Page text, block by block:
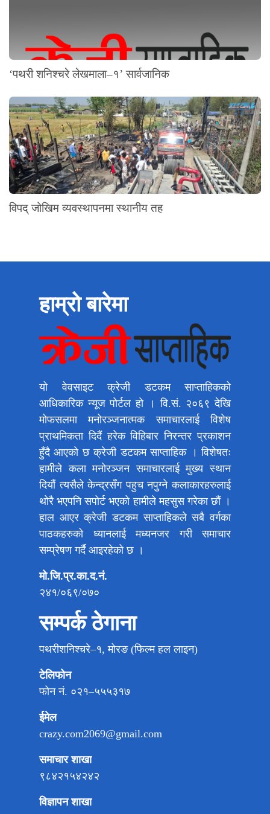
‘पथरी शनिश्चरे लेखमाला–१’ सार्वजानिक
विपद् जोखिम व्यवस्थापनमा स्थानीय तह
हाम्रो बारेमा
यो वेवसाइट क्रेजी डटकम साप्ताहिकको
आधिकारिक न्यूज पोर्टल हो । वि.सं. २०६९ देखि
मोफसलमा मनोरञ्जनात्मक समाचारलाई विशेष
प्राथमिकता दिदैं हरेक विहिबार निरन्तर प्रकाशन
हुँदै आएको छ क्रेजी डटकम साप्ताहिक । विशेषतः
हामीले कला मनोरञ्जन समाचारलाई मुख्य स्थान
दियौं त्यसैले केन्द्रसँग पहुच नपुग्ने कलाकारहरुलाई
थोरै भएपनि सपोर्ट भएको हामीले महसुस गरेका छौं ।
हाल आएर क्रेजी डटकम साप्ताहिकले सबै वर्गका
पाठकहरुको ध्यानलाई मध्यनजर गरी समाचार
सम्प्रेषण गर्दै आइरहेको छ ।
मो.जि.प्र.का.द.नं.
२४१/०६९/०७०
सम्पर्क ठेगाना
पथरीशनिश्चरे–१, मोरङ (फिल्म हल लाइन)
टेलिफोन
फोन नं. ०२१–५५५३१७
ईमेल
crazy.com2069@gmail.com
समाचार शाखा
९८४२१५४२४२
विज्ञापन शाखा